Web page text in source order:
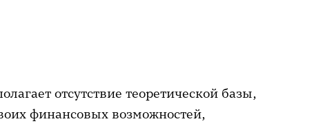
отсутствие теоретической базы,
финансовых возможностей,